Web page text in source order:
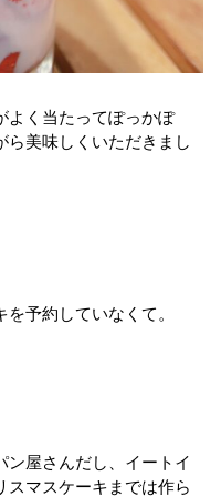
よく当たってぽっかぽ
ら美味しくいただきまし
予約していなくて。
ン屋さんだし、イートイ
スマスケーキまでは作ら